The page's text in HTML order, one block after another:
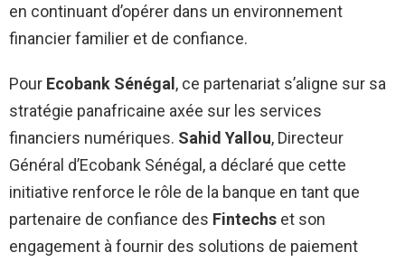
en continuant d’opérer dans un environnement
financier familier et de confiance.
Pour Ecobank Sénégal, ce partenariat s’aligne sur sa
stratégie panafricaine axée sur les services
financiers numériques. Sahid Yallou, Directeur
Général d’Ecobank Sénégal, a déclaré que cette
initiative renforce le rôle de la banque en tant que
partenaire de confiance des Fintechs et son
engagement à fournir des solutions de paiement